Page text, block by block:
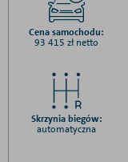
Cena samochodu:
93 415 zł netto
Skrzynia biegów:
automatyczna